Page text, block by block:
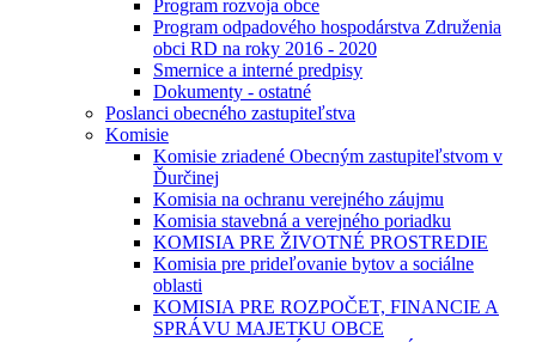
Program rozvoja obce
Program odpadového hospodárstva Združenia
obci RD na roky 2016 - 2020
Smernice a interné predpisy
Dokumenty - ostatné
Poslanci obecného zastupiteľstva
Komisie
Komisie zriadené Obecným zastupiteľstvom v
Ďurčinej
Komisia na ochranu verejného záujmu
Komisia stavebná a verejného poriadku
KOMISIA PRE ŽIVOTNÉ PROSTREDIE
Komisia pre prideľovanie bytov a sociálne
oblasti
KOMISIA PRE ROZPOČET, FINANCIE A
SPRÁVU MAJETKU OBCE